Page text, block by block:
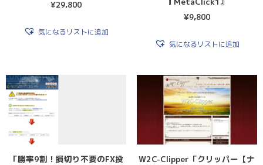
¥29,800
気になるリストに追加
¥9,800
気になるリストに追加
「勝率9割！損切り不要のFX投
W2C-Clipper「クリッパー【ナ